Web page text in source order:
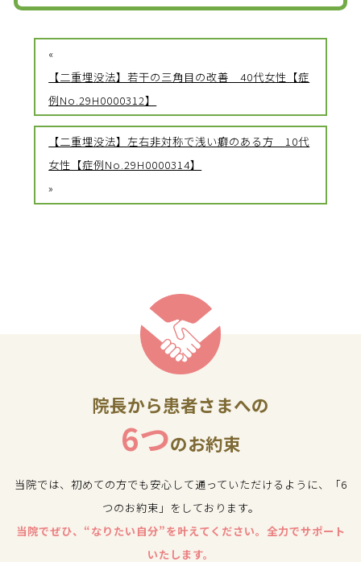
«
【二重埋没法】若干の三角目の改善 40代女性【症
例No.29H0000312】
【二重埋没法】左右非対称で浅い癖のある方 10代
女性【症例No.29H0000314】
»
院長から患者さまへの
6つのお約束
当院では、初めての方でも安心して通っていただけるように、「6
つのお約束」をしております。
当院でぜひ、“なりたい自分”を叶えてください。全力でサポート
いたします。